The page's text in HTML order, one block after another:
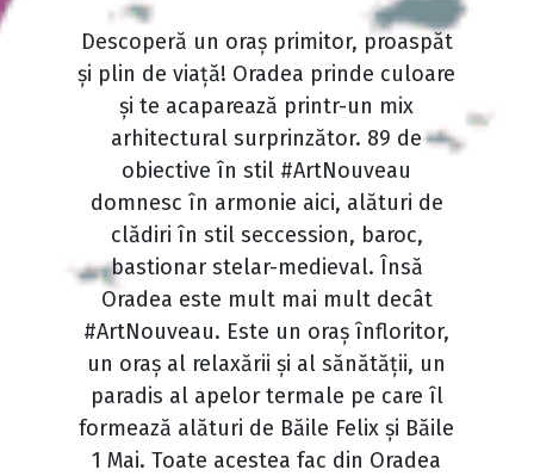
Descoperă un oraș primitor, proaspăt
și plin de viață! Oradea prinde culoare
și te acaparează printr-un mix
arhitectural surprinzător. 89 de
obiective în stil #ArtNouveau
domnesc în armonie aici, alături de
clădiri în stil seccession, baroc,
bastionar stelar-medieval. Însă
Oradea este mult mai mult decât
#ArtNouveau. Este un oraș înfloritor,
un oraș al relaxării și al sănătății, un
paradis al apelor termale pe care îl
formează alături de Băile Felix și Băile
1 Mai. Toate acestea fac din Oradea